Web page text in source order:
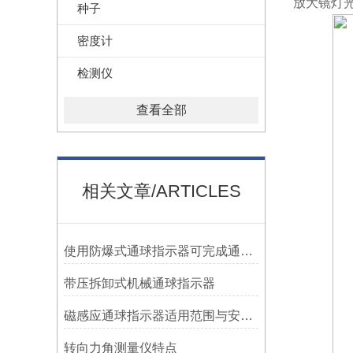
种子
密度计
检测仪
查看全部
相关文章/ARTICLES
使用防爆式通球指示器可完成通球指示功能
带压拆卸式机械通球指示器
磁感应通球指示器适用范围与安装方法
转向力角测量仪特点
放大镜灯